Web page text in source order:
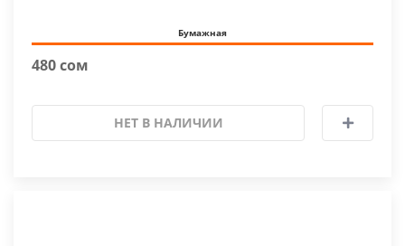
Бумажная
480 сом
НЕТ В НАЛИЧИИ